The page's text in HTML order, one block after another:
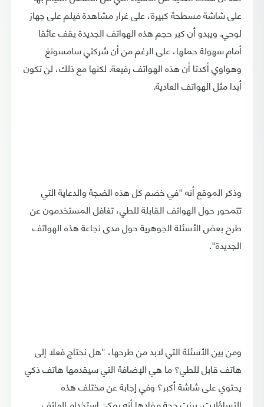
على شاشة مسطحة كبيرة، على غرار مشاهدة فيلم على جهاز
لوحي. ويبدو أن كبر حجم هذه الهواتف الجديدة يقف عائقا
أمام سهولة حملها، على الرغم من أن شركتي سامسونغ
وهواوي أكدتا أن هذه الهواتف رفيعة. لكنها مع ذلك، لن تكون
أبدا مثل الهواتف العادية.
وذكر الموقع أنه "في خضم كل هذه الضجة والدعاية التي
تتمحور حول الهواتف القابلة للطي، تغافل المستخدمون عن
طرح بعض الأسئلة الجوهرية حول مدى نجاعة هذه الهواتف
الجديدة".
ومن بين الأسئلة التي لابد من طرحها، "هل نحتاج فعلا إلى
هاتف قابل للطي؟ ما هي الإضافة التي سيقدمها هاتف ذكي
يحتوي على شاشة أكبر؟ وفي إجابة عن مختلف هذه